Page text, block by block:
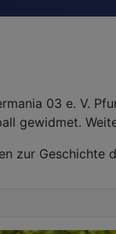
03 e. V.
gewidmet.
zur Geschichte